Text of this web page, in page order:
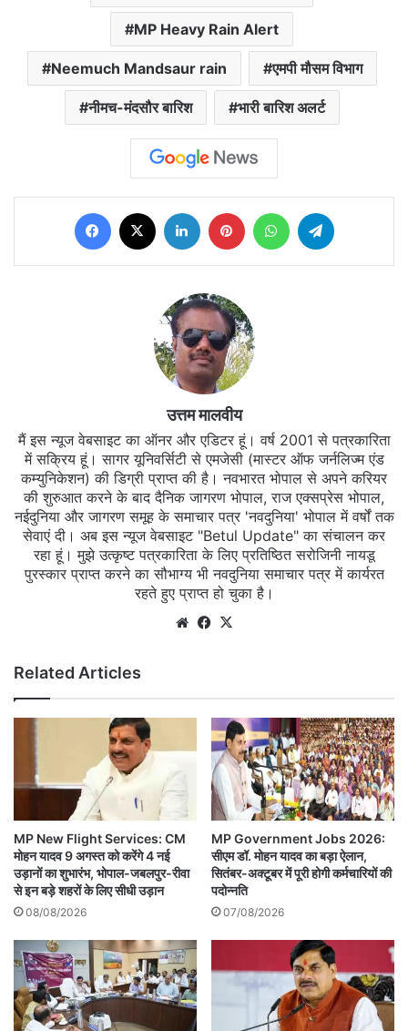
MP Heavy Rain Alert
Neemuch Mandsaur rain एमपी मौसम विभाग
नीमच-मंदसौर बारिश भारी बारिश अलर्ट
Facebook LinkedIn PinterestWhatsApp
उत्तम मालवीय
मैं इस न्यूज वेबसाइट का ऑनर और एडिटर हूं। वर्ष 2001 से पत्रकारिता
में सक्रिय हूं। सागर यूनिवर्सिटी से एमजेसी (मास्टर ऑफ जर्नलिज्म एंड
कम्युनिकेशन) की डिग्री प्राप्त की है। नवभारत भोपाल से अपने करियर
की शुरुआत करने के बाद दैनिक जागरण भोपाल, राज एक्सप्रेस भोपाल,
नईदुनिया और जागरण समूह के समाचार पत्र 'नवदुनिया' भोपाल में वर्षों तक
सेवाएं दी। अब इस न्यूज वेबसाइट "Betul Update" का संचालन कर
रहा हूं। मुझे उत्कृष्ट पत्रकारिता के लिए प्रतिष्ठित सरोजिनी नायडू
पुरस्कार प्राप्त करने का सौभाग्य भी नवदुनिया समाचार पत्र में कार्यरत
रहते हुए प्राप्त हो चुका है।
WebsiteFacebook
Related Articles
MP New Flight Services: CM
मोहन यादव 9 अगस्त को करेंगे 4 नई
उड़ानों का शुभारंभ, भोपाल-जबलपुर-रीवा
से इन बड़े शहरों के लिए सीधी उड़ान
08/08/2026
MP Government Jobs 2026:
सीएम डॉ. मोहन यादव का बड़ा ऐलान,
सितंबर-अक्टूबर में पूरी होगी कर्मचारियों की
पदोन्नति
07/08/2026